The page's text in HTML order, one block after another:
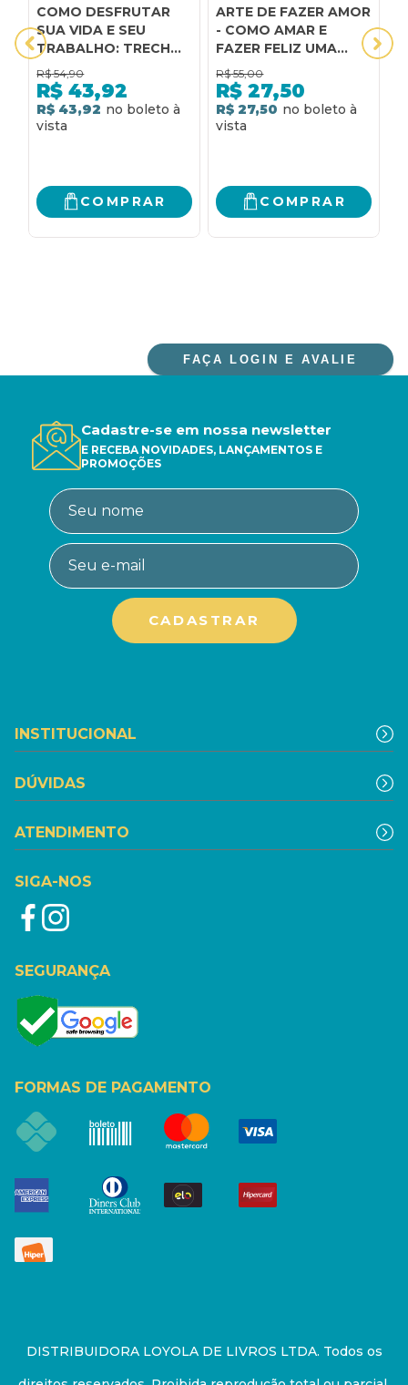
COMO DESFRUTAR
SUA VIDA E SEU
TRABALHO: TRECHOS
SELECIONADOS DE
COMO FAZER AMIGOS
E INFLUENCIAR
PESSOAS E COMO
R$ 54,90
R$ 43,92
R$ 43,92
COMPRAR
ARTE DE FAZER AMOR
- COMO AMAR E
FAZER FELIZ UMA
MULHER - 1
R$ 55,00
R$ 27,50
R$ 27,50
COMPRAR
FAÇA LOGIN E AVALIE
Cadastre-se em nossa newsletter
E RECEBA NOVIDADES, LANÇAMENTOS E
PROMOÇÕES
INSTITUCIONAL
DÚVIDAS
ATENDIMENTO
SIGA-NOS
SEGURANÇA
FORMAS DE PAGAMENTO
DISTRIBUIDORA LOYOLA DE LIVROS LTDA. Todos os